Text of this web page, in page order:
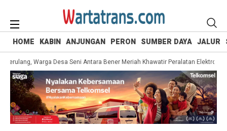
HOME KABIN ANJUNGAN PERON SUMBER DAYA JALUR
Warga Desa Seni Antara Bener Meriah Khawatir Peralatan Elektronik